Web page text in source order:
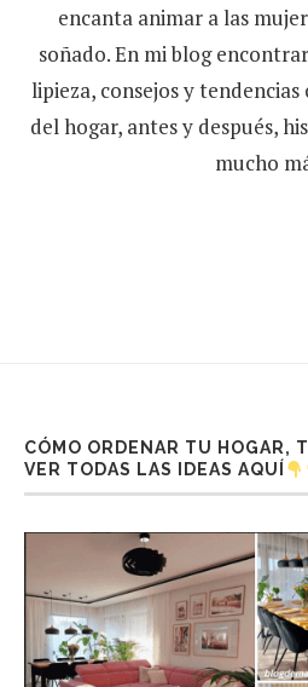
encanta animar a las
soñado. En mi blog
lipieza, consejos y
del hogar, antes y después,
mucho
CÓMO ORDENAR TU HOGAR,
VER TODAS LAS IDEAS AQUÍ